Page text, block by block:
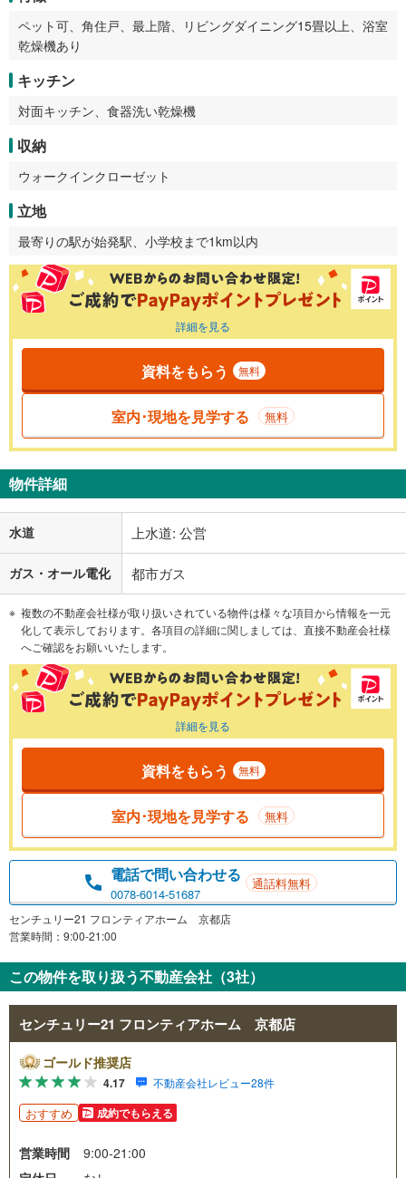
ペット可、角住戸、最上階、リビングダイニング15畳以上、浴室
乾燥機あり
キッチン
対面キッチン、食器洗い乾燥機
収納
ウォークインクローゼット
立地
最寄りの駅が始発駅、小学校まで1km以内
詳細を見る
資料をもらう 無料
室内･現地を見学する 無料
物件詳細
水道 上水道: 公営
ガス・オール電化 都市ガス
複数の不動産会社様が取り扱いされている物件は様々な項目から情報を一元
化して表示しております。各項目の詳細に関しましては、直接不動産会社様
へご確認をお願いいたします。
詳細を見る
資料をもらう 無料
室内･現地を見学する 無料
電話で問い合わせる
0078-6014-51687
通話料無料
センチュリー21 フロンティアホーム 京都店
営業時間：9:00-21:00
この物件を取り扱う不動産会社（3社）
センチュリー21 フロンティアホーム 京都店
ゴールド推奨店
4.17 不動産会社レビュー28件
おすすめ 成約でもらえる
営業時間
9:00-21:00